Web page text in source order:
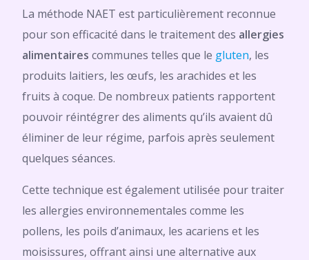
La méthode NAET est particulièrement reconnue
pour son efficacité dans le traitement des allergies
alimentaires communes telles que le gluten, les
produits laitiers, les œufs, les arachides et les
fruits à coque. De nombreux patients rapportent
pouvoir réintégrer des aliments qu’ils avaient dû
éliminer de leur régime, parfois après seulement
quelques séances.
Cette technique est également utilisée pour traiter
les allergies environnementales comme les
pollens, les poils d’animaux, les acariens et les
moisissures, offrant ainsi une alternative aux